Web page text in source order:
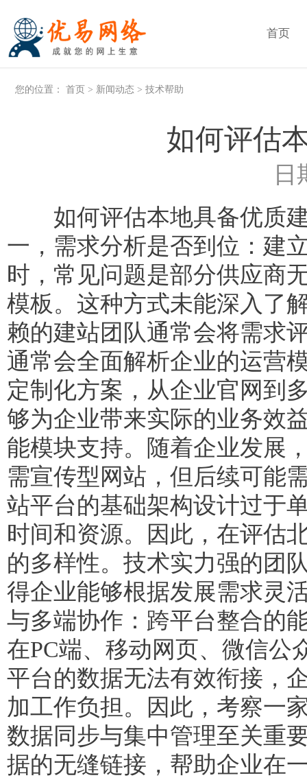
首页
您的位置： 首页 > 新闻动态 > 技术帮助
如何评估
如何评估本地具备优质建
一，需求分析是否到位：建
时，常见问题是部分供应商
模板。这种方式未能深入了
赖的建站团队通常会将需求
通常会全面解析企业的运营
定制化方案，从企业官网到
够为企业带来实际的业务效
能模块支持。随着企业发展
需宣传型网站，但后续可能
站平台的基础架构设计过于
时间和资源。因此，在评估
的多样性。技术实力强的团
得企业能够根据发展需求灵
与多端协作：跨平台整合的
在PC端、移动网页、微信公
平台的数据无法有效衔接，
加工作负担。因此，考察一
数据同步与集中管理至关重
据的无缝链接，帮助企业在